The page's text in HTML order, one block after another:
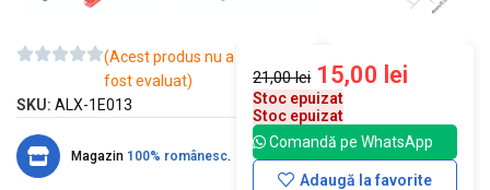
(Acest produs nu a
fost evaluat)
SKU: ALX-1E013
Magazin 100% românesc.
21,00lei 15,00 lei
Stoc epuizat
Stoc epuizat
Comandă pe WhatsApp
Adaugă la favorite